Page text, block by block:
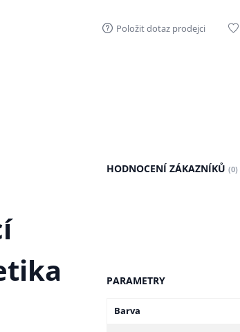
Položit dotaz prodejci
HODNOCENÍ ZÁKAZNÍKŮ (0)
PARAMETRY
Barva